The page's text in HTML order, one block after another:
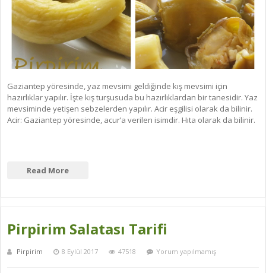
Gaziantep yöresinde, yaz mevsimi geldiğinde kış mevsimi için
hazırlıklar yapılır. İşte kış turşusuda bu hazırlıklardan bir tanesidir. Yaz
mevsiminde yetişen sebzelerden yapılır. Acir eşgilisi olarak da bilinir.
Acir: Gaziantep yöresinde, acur’a verilen isimdir. Hıta olarak da bilinir.
Read More
Pirpirim Salatası Tarifi
Pirpirim 8 Eylül 2017 47518 Yorum yapılmamış